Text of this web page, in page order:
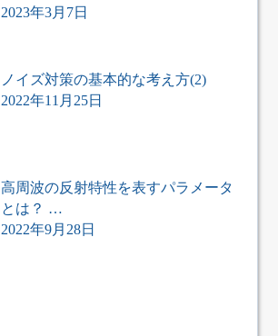
2023年3月7日
ノイズ対策の基本的な考え方(2)
2022年11月25日
高周波の反射特性を表すパラメータ
とは？ …
2022年9月28日